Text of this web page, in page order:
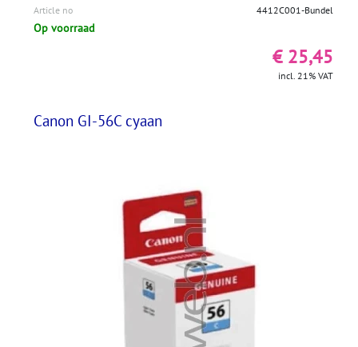
Article no
4412C001-Bundel
Op voorraad
€ 25,45
incl. 21% VAT
Canon GI-56C cyaan